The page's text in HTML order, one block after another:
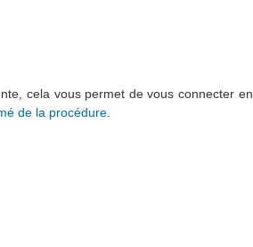
cela vous permet de vous connecter en
de la procédure